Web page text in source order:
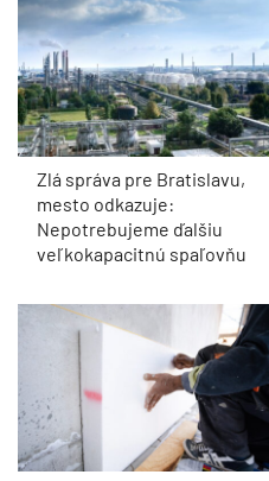
Zlá správa pre Bratislavu,
mesto odkazuje:
Nepotrebujeme ďalšiu
veľkokapacitnú spaľovňu